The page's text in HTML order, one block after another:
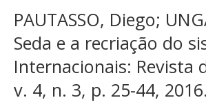
PAUTASSO, Diego;
Seda e a recriação do
Internacionais: Revista
v. 4, n. 3, p. 25-44, 2016.